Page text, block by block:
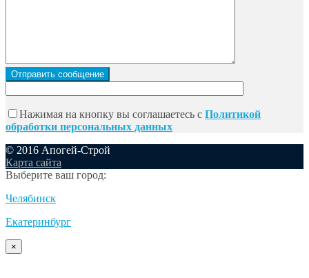
Нажимая на кнопку вы соглашаетесь с Политикой
обработки персональных данных
© 2016 Апогей-Строй
Карта сайта
Выберите ваш город:
Челябинск
Екатеринбург
×